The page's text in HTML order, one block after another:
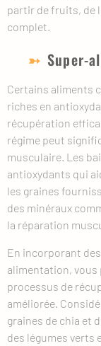
partir de fruits, de
complet.
Super-
Certains aliments
riches en
récupération
régime peut
musculaire. Les
antioxydants qui
les graines
des minéraux
la réparation
En incorporant
alimentation, vous
processus de
améliorée.
graines de chia et
des légumes verts